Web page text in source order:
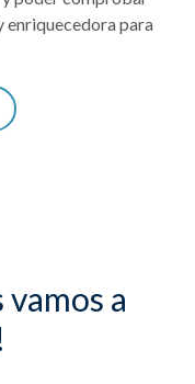
enriquecedora para
vamos a